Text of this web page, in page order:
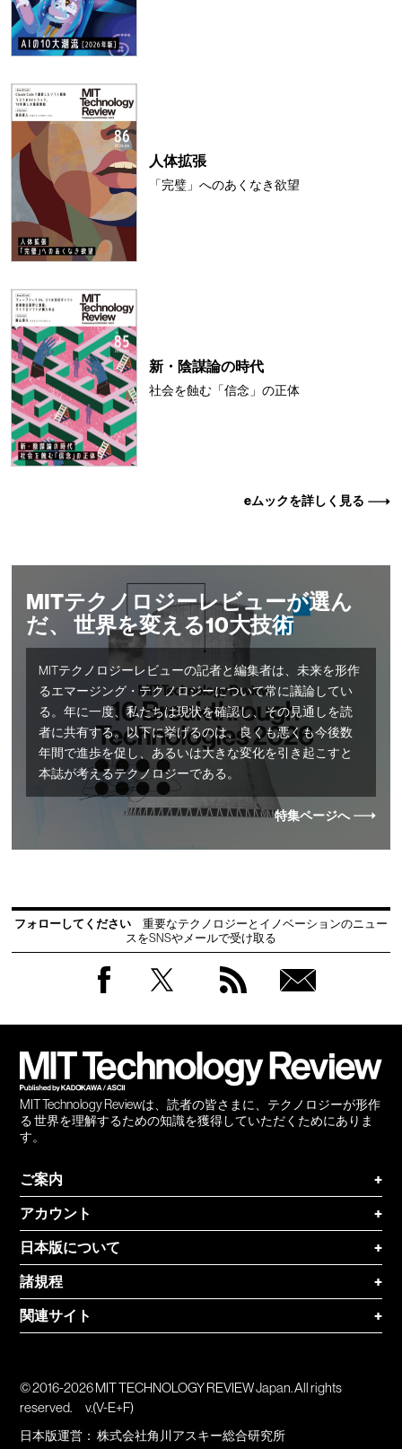
人体拡張
「完璧」へのあくなき欲望
新・陰謀論の時代
社会を蝕む「信念」の正体
eムックを詳しく見る
MITテクノロジーレビューが選ん
だ、 世界を変える10大技術
MITテクノロジーレビューの記者と編集者は、未来を形作
るエマージング・テクノロジーについて常に議論してい
る。年に一度、私たちは現状を確認し、その見通しを読
者に共有する。以下に挙げるのは、良くも悪くも今後数
年間で進歩を促し、あるいは大きな変化を引き起こすと
本誌が考えるテクノロジーである。
特集ページへ
フォローしてください
重要なテクノロジーとイノベーションのニュー
スをSNSやメールで受け取る
MIT Technology Reviewは、読者の皆さまに、テクノロジーが形作
る 世界を理解するための知識を獲得していただくためにありま
す。
ご案内
+
アカウント
+
日本版について
+
諸規程
+
関連サイト
+
© 2016-2026 MIT TECHNOLOGY REVIEW Japan. All rights
reserved.
v.(V-E+F)
日本版運営：株式会社角川アスキー総合研究所